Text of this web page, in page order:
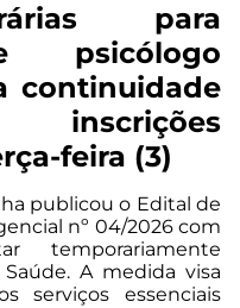
para
psicólogo
continuidade
inscrições
feira (3)
publicou o Edital de
nº 04/2026 com
temporariamente
A medida visa
serviços essenciais